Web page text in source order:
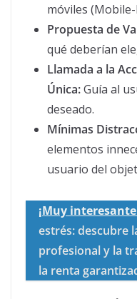
móviles
Propuesta de
qué deberían
Llamada a la
Única:Guía al
deseado.
Mínimas
elementos
usuario del
¡Muy
estrés: descubre
profesional y la
la renta